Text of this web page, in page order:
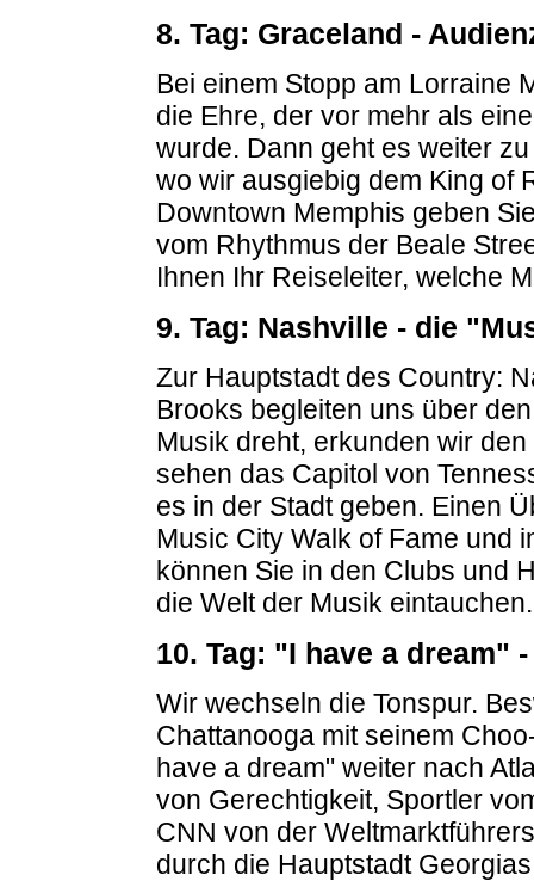
8. Tag: Graceland -
Bei einem Stopp am Lorraine
die Ehre, der vor mehr als
wurde. Dann geht es weiter
wo wir ausgiebig dem King of
Downtown Memphis geben
vom Rhythmus der Beale
Ihnen Ihr Reiseleiter, welche
9. Tag: Nashville - die
Zur Hauptstadt des Country:
Brooks begleiten uns über
Musik dreht, erkunden wir
sehen das Capitol von
es in der Stadt geben. Einen
Music City Walk of Fame und
können Sie in den Clubs und
die Welt der Musik
10. Tag: "I have a dream"
Wir wechseln die Tonspur.
Chattanooga mit seinem
have a dream" weiter nach
von Gerechtigkeit, Sportler
CNN von der
durch die Hauptstadt